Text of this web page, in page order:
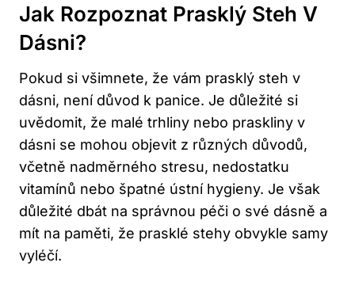
Jak Rozpoznat Prasklý Steh V
Dásni?
Pokud si všimnete, že vám prasklý steh v
dásni, není důvod k panice. Je důležité si
uvědomit, že malé trhliny nebo praskliny v
dásni se mohou objevit z různých důvodů,
včetně nadměrného stresu, nedostatku
vitamínů nebo špatné ústní hygieny. Je však
důležité dbát na správnou péči o své dásně a
mít na paměti, že prasklé stehy obvykle samy
vyléčí.